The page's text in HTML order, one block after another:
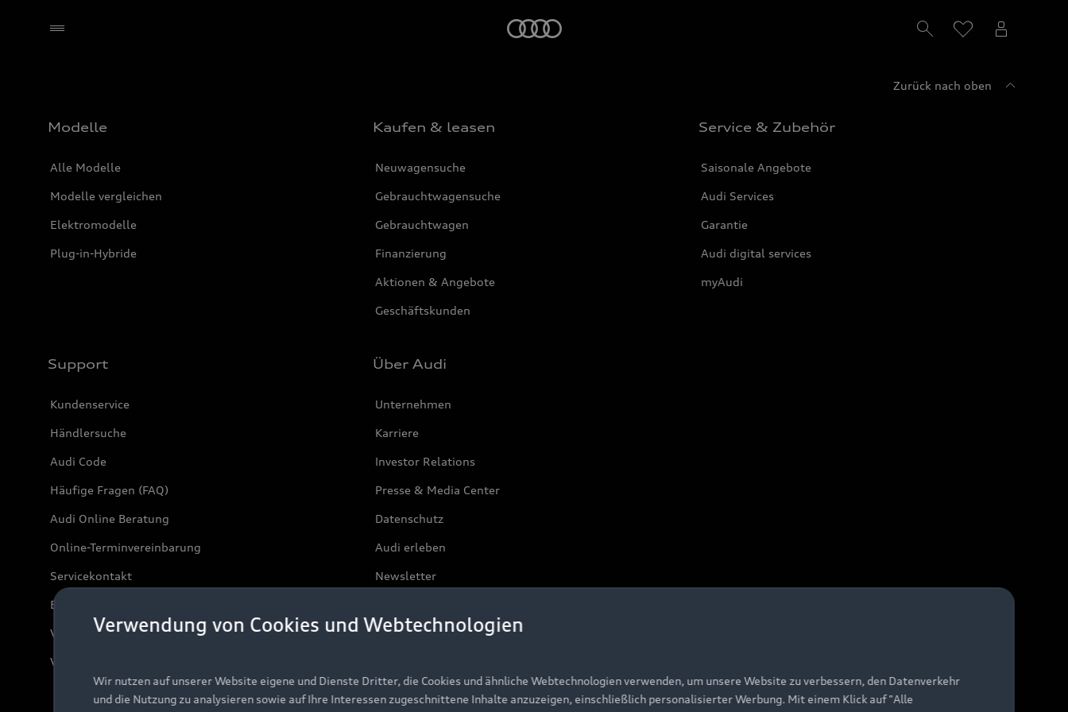
Zurück nach oben
Modelle
Alle Modelle
Modelle vergleichen
Elektromodelle
Plug-in-Hybride
Kaufen & leasen
Neuwagensuche
Gebrauchtwagensuche
Gebrauchtwagen
Finanzierung
Aktionen & Angebote
Geschäftskunden
Service & Zubehör
Saisonale Angebote
Audi Services
Garantie
Audi digital services
myAudi
Support
Kundenservice
Händlersuche
Audi Code
Häufige Fragen (FAQ)
Audi Online Beratung
Online-Terminvereinbarung
Servicekontakt
Bordbuch & Bedienungsanleitungen
Verträge kündigen
Vertrag widerrufen
Über Audi
Unternehmen
Karriere
Investor Relations
Presse & Media Center
Datenschutz
Audi erleben
Newsletter
Verwendung von Cookies und Webtechnologien
Wir nutzen auf unserer Website eigene und Dienste Dritter, die Cookies und ähnliche Webtechnologien verwenden, um unsere Website zu verbessern, den Datenverkehr
und die Nutzung zu analysieren sowie auf Ihre Interessen zugeschnittene Inhalte anzuzeigen, einschließlich personalisierter Werbung. Mit einem Klick auf "Alle